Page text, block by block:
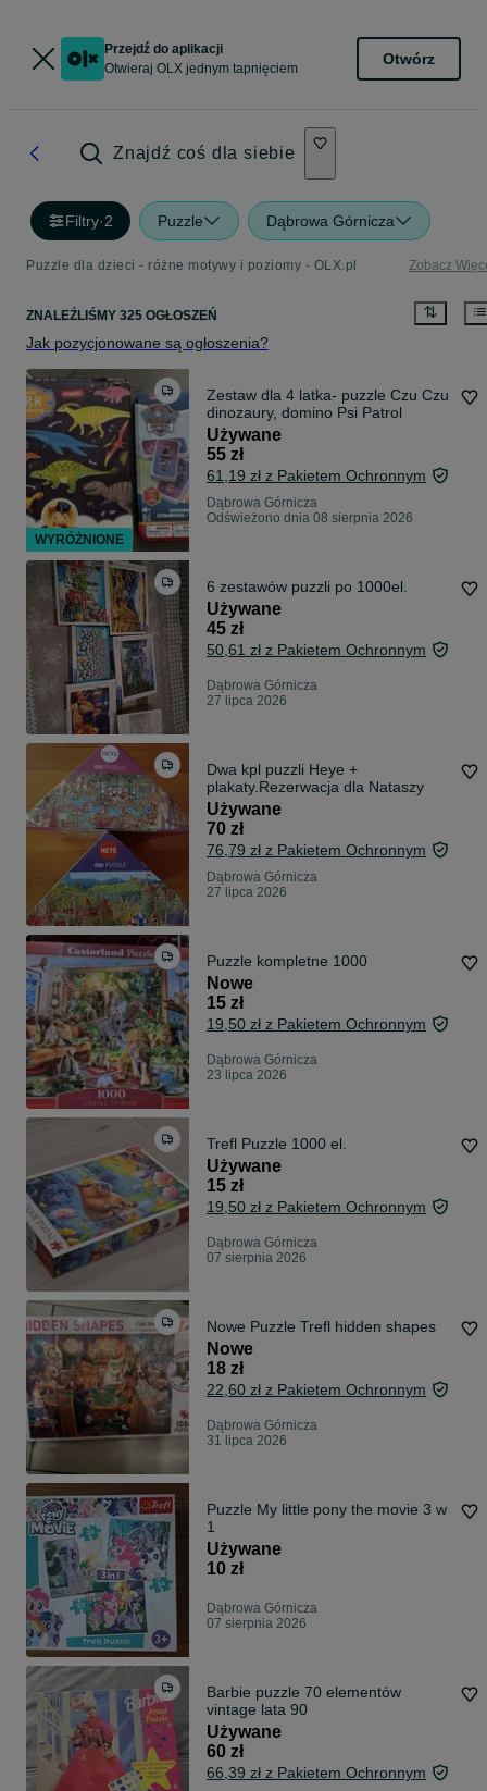
Przejdź do aplikacji
Otwieraj OLX jednym tapnięciem
Otwórz
Znajdź coś dla siebie
Filtry·2 Puzzle Dąbrowa Górnicza
Puzzle dla dzieci - różne motywy i poziomy - OLX.pl Zobacz
ZNALEŹLIŚMY 325 OGŁOSZEŃ
Jak pozycjonowane są ogłoszenia?
Zestaw dla 4 latka- puzzle Czu Czu
dinozaury, domino Psi Patrol
Używane
55 zł
61,19 zł z Pakietem Ochronnym
Dąbrowa Górnicza
Odświeżono dnia 08 sierpnia 2026
6 zestawów puzzli po 1000el.
Używane
45 zł
50,61 zł z Pakietem Ochronnym
Dąbrowa Górnicza
27 lipca 2026
Dwa kpl puzzli Heye +
plakaty.Rezerwacja dla Nataszy
Używane
70 zł
76,79 zł z Pakietem Ochronnym
Dąbrowa Górnicza
27 lipca 2026
Puzzle kompletne 1000
Nowe
15 zł
19,50 zł z Pakietem Ochronnym
Dąbrowa Górnicza
23 lipca 2026
Trefl Puzzle 1000 el.
Używane
15 zł
19,50 zł z Pakietem Ochronnym
Dąbrowa Górnicza
07 sierpnia 2026
Nowe Puzzle Trefl hidden shapes
Nowe
18 zł
22,60 zł z Pakietem Ochronnym
Dąbrowa Górnicza
31 lipca 2026
Puzzle My little pony the movie 3 w
1
Używane
10 zł
Dąbrowa Górnicza
07 sierpnia 2026
Barbie puzzle 70 elementów
vintage lata 90
Używane
60 zł
66,39 zł z Pakietem Ochronnym
WYRÓŻNIONE